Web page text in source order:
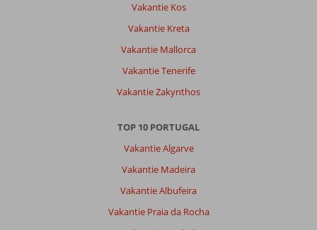
Vakantie Kos
Vakantie Kreta
Vakantie Mallorca
Vakantie Tenerife
Vakantie Zakynthos
TOP 10 PORTUGAL
Vakantie Algarve
Vakantie Madeira
Vakantie Albufeira
Vakantie Praia da Rocha